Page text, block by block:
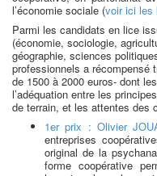
l’économie sociale (voir ici les
Parmi les candidats en lice
(économie, sociologie,
géographie, sciences
professionnels a récompensé
de 1500 à 2000 euros- dont
l’adéquation entre les
de terrain, et les attentes des
1er prix : Olivier
entreprises
original de la
forme coopérative